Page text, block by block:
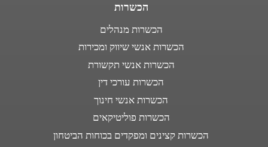
הכשרות
הכשרות מנהלים
הכשרות אנשי שיווק ומכירות
הכשרות אנשי תקשורת
הכשרות עורכי דין
הכשרות אנשי חינוך
הכשרות פוליטיקאים
הכשרות קצינים ומפקדים בכוחות הביטחון